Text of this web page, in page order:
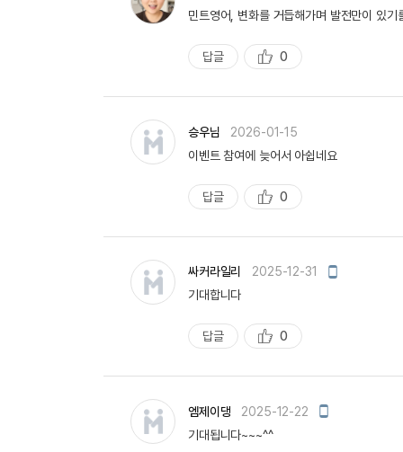
민트영어, 변화를 거듭해가며 발전만이 있기
답글
추
천
0
승우님
2026-01-15
이벤트 참여에 늦어서 아쉽네요
답글
추
0
싸커라일리 2025-12-31
모
기대합니다
답글
추
천
0
엠제이댕 2025-12-22
모
기대됩니다~~~^^